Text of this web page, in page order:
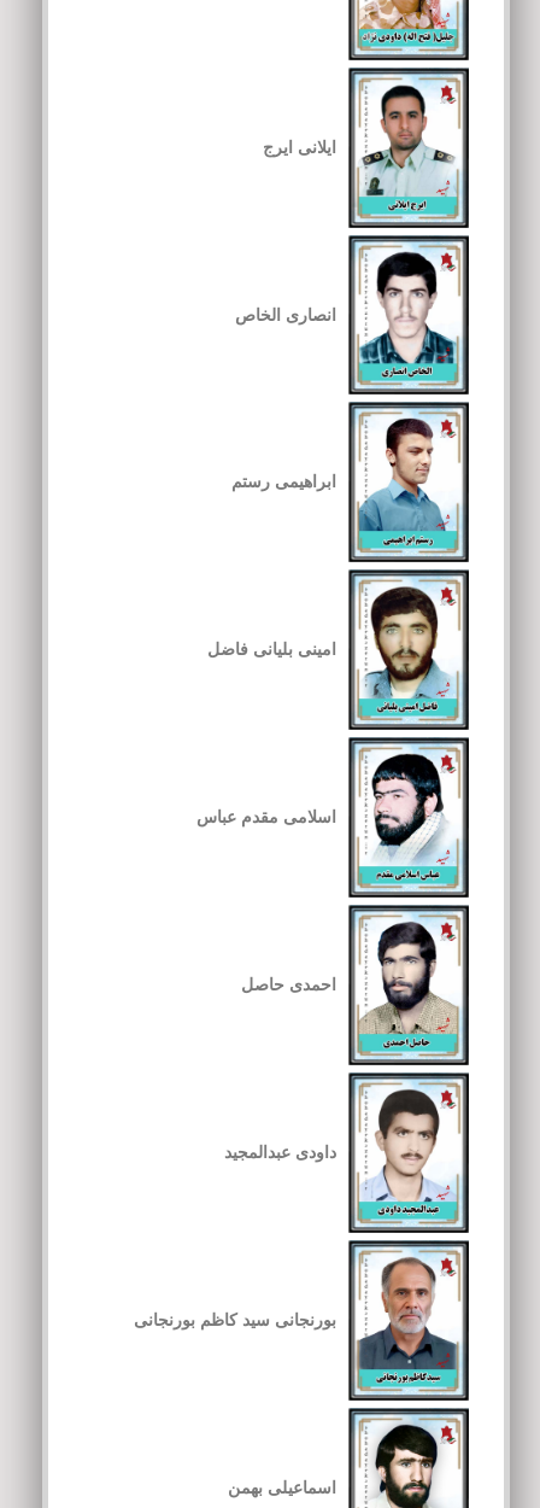
ایلانی ایرج
انصاری الخاص
ابراهیمی رستم
امینی بلیانی فاضل
اسلامی مقدم عباس
احمدی حاصل
داودی عبدالمجید
بورنجانی سید کاظم بورنجانی
اسماعیلی بهمن